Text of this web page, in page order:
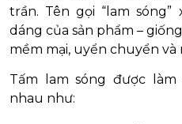
trần. Tên gọi “lam
dáng của sản phẩm –
mềm mại, uyển chuyển
Tấm lam sóng được
nhau như: